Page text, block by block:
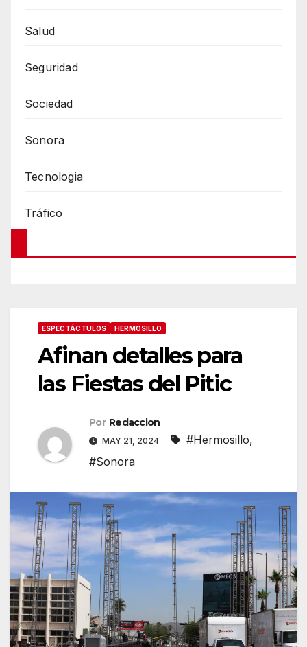
Salud
Seguridad
Sociedad
Sonora
Tecnologia
Tráfico
ESPECTÁCTULOS HERMOSILLO
Afinan detalles para
las Fiestas del Pitic
Por Redaccion
MAY 21, 2024 #Hermosillo,
#Sonora